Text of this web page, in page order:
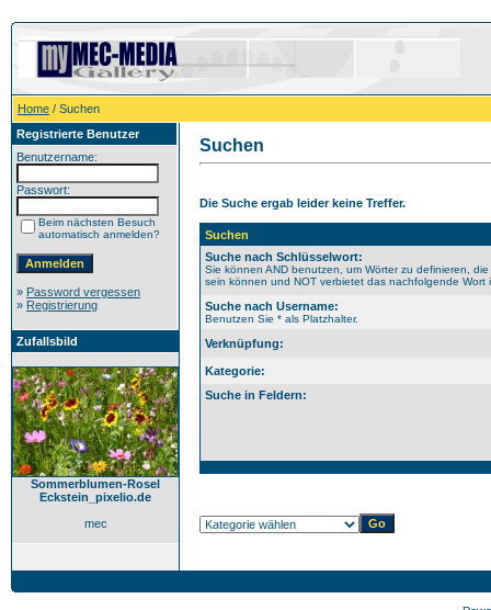
Home / Suchen
Registrierte Benutzer
Benutzername:
Passwort:
Beim nächsten Besuch
automatisch anmelden?
» Password vergessen
» Registrierung
Zufallsbild
Sommerblumen-Rosel
Eckstein_pixelio.de
mec
Suchen
Die Suche ergab leider keine Treffer.
Suchen
Suche nach Schlüsselwort:
Sie können AND benutzen, um Wörter zu definieren,
sein können und NOT verbietet das nachfolgende Wort
Suche nach Username:
Benutzen Sie * als Platzhalter.
Verknüpfung:
Kategorie:
Suche in Feldern: